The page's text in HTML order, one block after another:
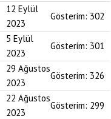
12 Eylül
2023
Gösterim: 302
5 Eylül
2023
Gösterim: 301
29 Ağustos
2023
Gösterim: 326
22 Ağustos
2023
Gösterim: 299